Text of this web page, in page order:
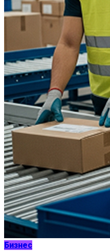
Бизнес